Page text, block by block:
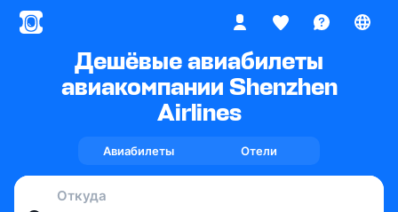
Дешёвые авиабилеты
авиакомпании Shenzhen
Airlines
Авиабилеты Отели